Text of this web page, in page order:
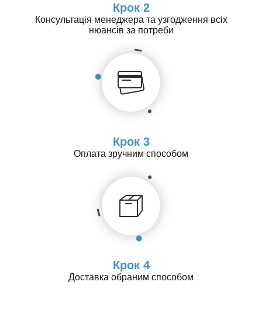
Крок 2
Консультація менеджера та узгодження всіх
нюансів за потреби
Крок 3
Оплата зручним способом
Крок 4
Доставка обраним способом